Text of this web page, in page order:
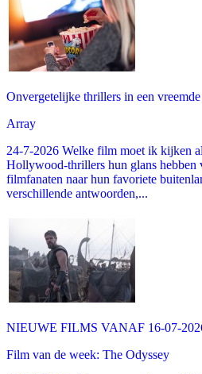
Onvergetelijke thrillers in een
Array
24-7-2026 Welke film moet ik kijken
Hollywood-thrillers hun glans hebben
filmfanaten naar hun favoriete
verschillende antwoorden,...
NIEUWE FILMS VANAF 16-07-
Film van de week: The Odyssey